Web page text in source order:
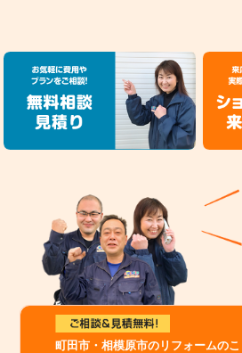
町田市・相模原市のリフォームの